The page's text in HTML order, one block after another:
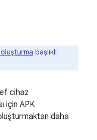
başlıklı
cihaz
için APK
daha